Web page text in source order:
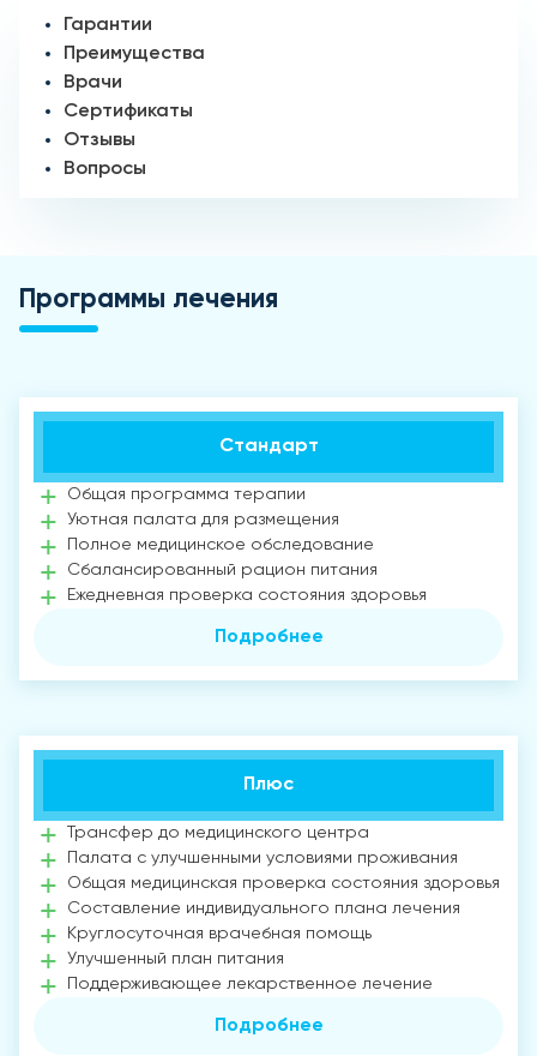
Гарантии
Преимущества
Врачи
Сертификаты
Отзывы
Вопросы
Программы лечения
Стандарт
Общая программа терапии
Уютная палата для размещения
Полное медицинское обследование
Сбалансированный рацион питания
Ежедневная проверка состояния здоровья
Подробнее
Плюс
Трансфер до медицинского центра
Палата с улучшенными условиями проживания
Общая медицинская проверка состояния здоровья
Составление индивидуального плана лечения
Круглосуточная врачебная помощь
Улучшенный план питания
Поддерживающее лекарственное лечение
Подробнее